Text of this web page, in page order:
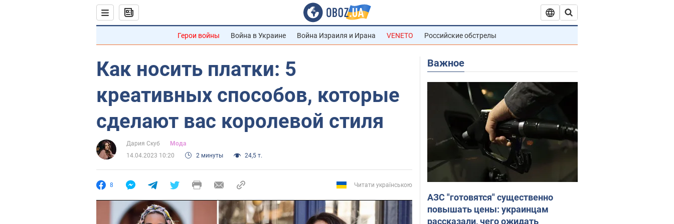
Герои войны Война в Украине Война Израиля и Ирана VENETO Российские обстрелы
Как носить платки: 5
креативных способов, которые
сделают вас королевой стиля
Дария Скуб
Мода
14.04.2023 10:20
2 минуты 24,5 т.
8 Читати українською
Важное
АЗС "готовятся" существенно
повышать цены: украинцам
рассказали, чего ожидать